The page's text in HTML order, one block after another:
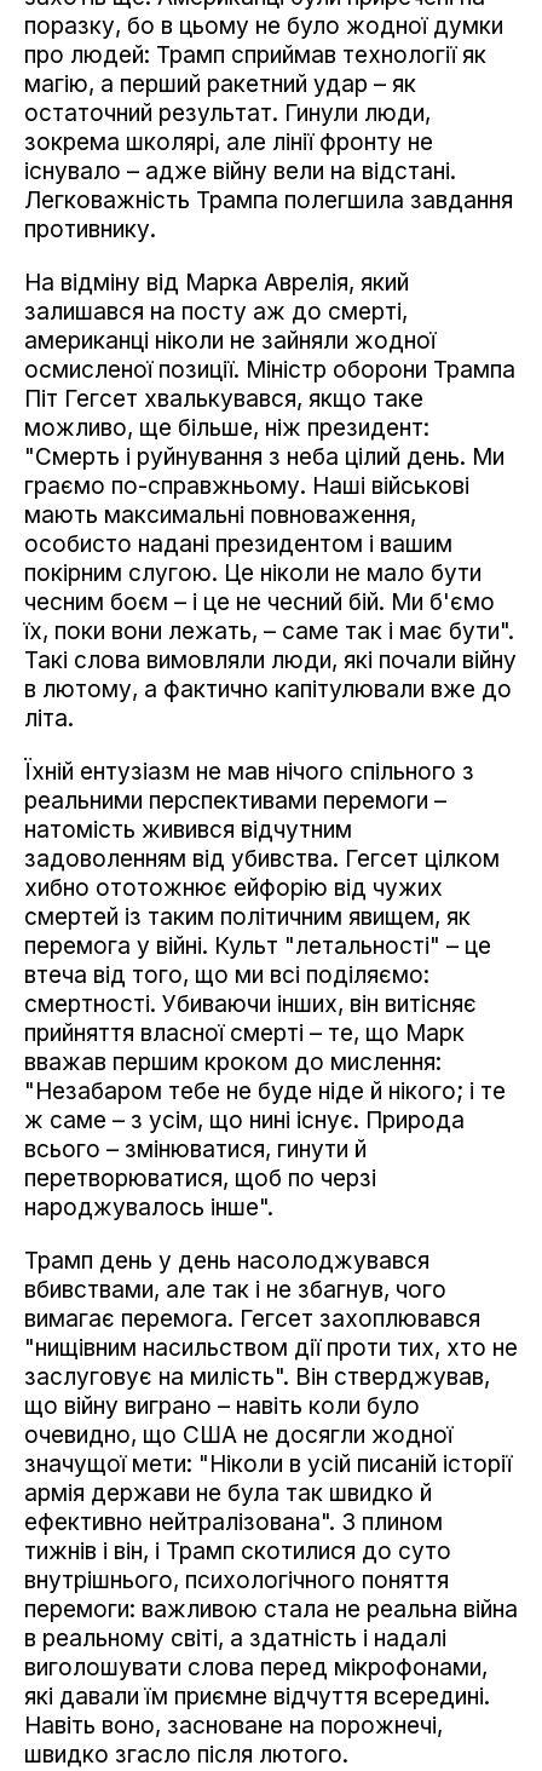
поразку, бо в цьому не було жодної думки
про людей: Трамп сприймав технології як
магію, а перший ракетний удар – як
остаточний результат. Гинули люди,
зокрема школярі, але лінії фронту не
існувало – адже війну вели на відстані.
Легковажність Трампа полегшила завдання
противнику.
На відміну від Марка Аврелія, який
залишався на посту аж до смерті,
американці ніколи не зайняли жодної
осмисленої позиції. Міністр оборони Трампа
Піт Гегсет хвалькувався, якщо таке
можливо, ще більше, ніж президент:
"Смерть і руйнування з неба цілий день. Ми
граємо по-справжньому. Наші військові
мають максимальні повноваження,
особисто надані президентом і вашим
покірним слугою. Це ніколи не мало бути
чесним боєм – і це не чесний бій. Ми б'ємо
їх, поки вони лежать, – саме так і має бути".
Такі слова вимовляли люди, які почали війну
в лютому, а фактично капітулювали вже до
літа.
Їхній ентузіазм не мав нічого спільного з
реальними перспективами перемоги –
натомість живився відчутним
задоволенням від убивства. Гегсет цілком
хибно ототожнює ейфорію від чужих
смертей із таким політичним явищем, як
перемога у війні. Культ "летальності" – це
втеча від того, що ми всі поділяємо:
смертності. Убиваючи інших, він витісняє
прийняття власної смерті – те, що Марк
вважав першим кроком до мислення:
"Незабаром тебе не буде ніде й нікого; і те
ж саме – з усім, що нині існує. Природа
всього – змінюватися, гинути й
перетворюватися, щоб по черзі
народжувалось інше".
Трамп день у день насолоджувався
вбивствами, але так і не збагнув, чого
вимагає перемога. Гегсет захоплювався
"нищівним насильством дії проти тих, хто не
заслуговує на милість". Він стверджував,
що війну виграно – навіть коли було
очевидно, що США не досягли жодної
значущої мети: "Ніколи в усій писаній історії
армія держави не була так швидко й
ефективно нейтралізована". З плином
тижнів і він, і Трамп скотилися до суто
внутрішнього, психологічного поняття
перемоги: важливою стала не реальна війна
в реальному світі, а здатність і надалі
виголошувати слова перед мікрофонами,
які давали їм приємне відчуття всередині.
Навіть воно, засноване на порожнечі,
швидко згасло після лютого.